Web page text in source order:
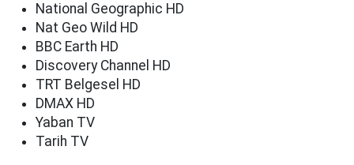
National Geographic HD
Nat Geo Wild HD
BBC Earth HD
Discovery Channel HD
TRT Belgesel HD
DMAX HD
Yaban TV
Tarih TV